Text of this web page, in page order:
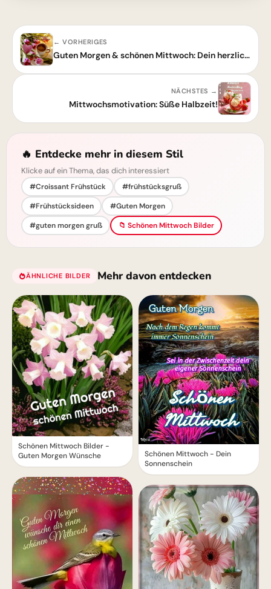
← VORHERIGES
Guten Morgen & schönen Mittwoch: Dein herzlicher Wochenmitte-Gruß!
NÄCHSTES →
Mittwochsmotivation: Süße Halbzeit!
🔥 Entdecke mehr in diesem Stil
Klicke auf ein Thema, das dich interessiert
#Croissant Frühstück
#frühstücksgruß
#Frühstücksideen
#Guten Morgen
#guten morgen gruß
📁 Schönen Mittwoch Bilder
ÄHNLICHE BILDER Mehr davon entdecken
Schönen Mittwoch Bilder -
Guten Morgen Wünsche
Schönen Mittwoch - Dein
Sonnenschein